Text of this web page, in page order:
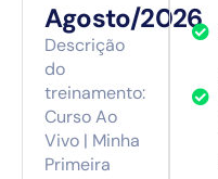
Agosto/2026
Descrição
do
treinamento:
Curso Ao
Vivo | Minha
Primeira